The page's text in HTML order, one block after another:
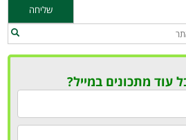
עוד מתכונים במייל?